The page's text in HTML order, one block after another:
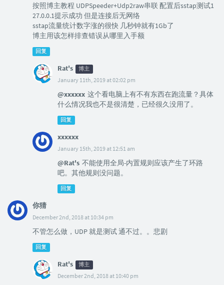
按照博主教程 UDPSpeeder+Udp2raw串联 配置后sstap测试1
27.0.0.1提示成功 但是连接后无网络
sstap流量统计数字涨的很快 几秒钟就有1Gb了
博主用该怎样排查错误从哪里入手额
回复
Rat's 博主
January 11th, 2019 at 02:02 pm
@xxxxxx 这个看电脑上有不有东西在跑流量？具体
什么情况我也不是很清楚，已经很久没用了。
回复
xxxxxx
January 15th, 2019 at 12:51 am
@Rat's 不能使用全局-内置规则应该产生了环路
吧。其他规则没问题。
回复
你猜
December 2nd, 2018 at 10:34 pm
不管怎么做，UDP 就是测试 通不过。。悲剧
回复
Rat's 博主
December 2nd, 2018 at 10:40 pm